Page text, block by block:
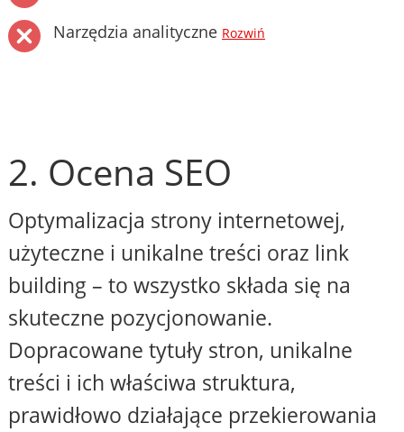
Narzędzia analityczne Rozwiń
2. Ocena SEO
Optymalizacja strony internetowej,
użyteczne i unikalne treści oraz link
building – to wszystko składa się na
skuteczne pozycjonowanie.
Dopracowane tytuły stron, unikalne
treści i ich właściwa struktura,
prawidłowo działające przekierowania